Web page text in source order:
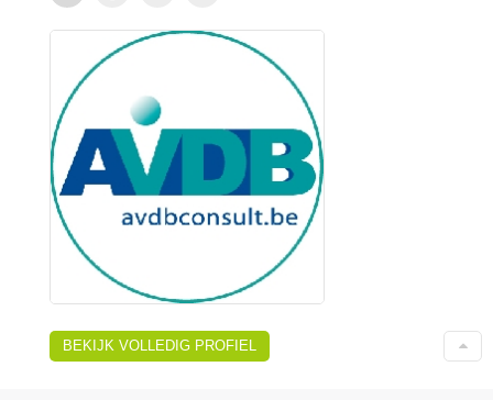
BEKIJK VOLLEDIG PROFIEL